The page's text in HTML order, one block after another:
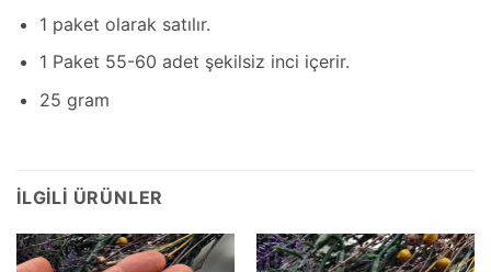
1 paket olarak satılır.
1 Paket 55-60 adet şekilsiz inci içerir.
25 gram
İLGILI ÜRÜNLER